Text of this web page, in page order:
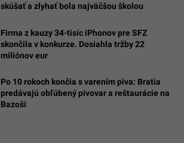
skúšať a zlyhať bola najväčšou školou
Firma z kauzy 34-tisíc iPhonov pre SFZ
skončila v konkurze. Dosiahla tržby 22
miliónov eur
Po 10 rokoch končia s varením piva: Bratia
predávajú obľúbený pivovar a reštaurácie na
Bazoši